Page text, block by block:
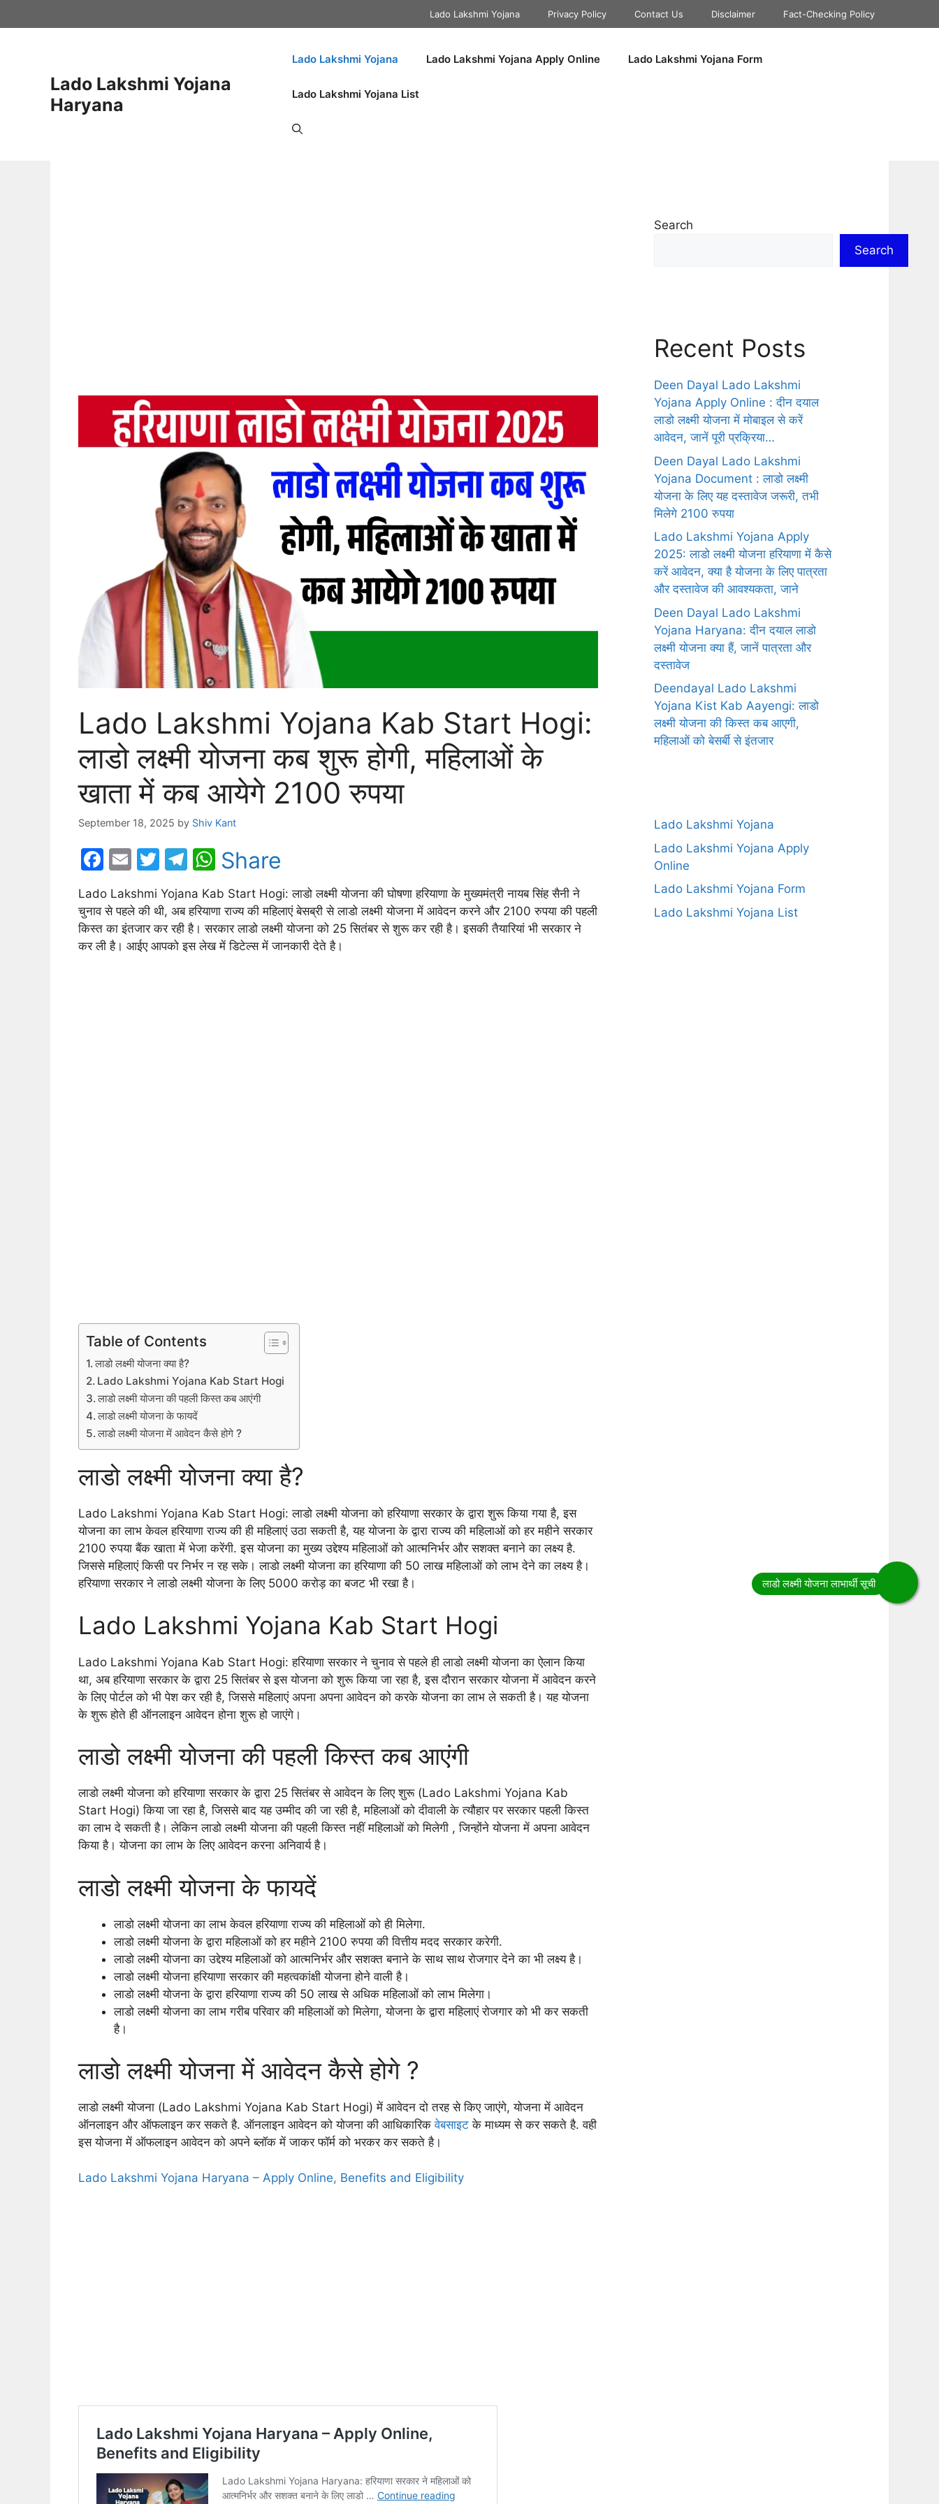
to
Lado Lakshmi Yojana Privacy Policy Contact Us Disclaimer Fact-Checking Policy
Lado Lakshmi Yojana
Haryana
Lado Lakshmi Yojana Lado Lakshmi Yojana Apply Online Lado Lakshmi Yojana Form
Lado Lakshmi Yojana List
Lado Lakshmi Yojana Kab Start Hogi:
लाडो लक्ष्मी योजना कब शुरू होगी, महिलाओं के
खाता में कब आयेगे 2100 रुपया
September 18, 2025 by Shiv Kant
F
c
e
b
E
ai
l
T
itt
er
T
e
gr
a
W
at
s
A
Share
Lado Lakshmi Yojana Kab Start Hogi: लाडो लक्ष्मी योजना की घोषणा हरियाणा के मुख्यमंत्री नायब सिंह सैनी ने
चुनाव से पहले की थी, अब हरियाणा राज्य की महिलाएं बेसब्री से लाडो लक्ष्मी योजना में आवेदन करने और 2100 रुपया की पहली
किस्त का इंतजार कर रही है। सरकार लाडो लक्ष्मी योजना को 25 सितंबर से शुरू कर रही है। इसकी तैयारियां भी सरकार ने
कर ली है। आईए आपको इस लेख में डिटेल्स में जानकारी देते है।
Table of Contents
लाडो लक्ष्मी योजना क्या है?
Lado Lakshmi Yojana Kab Start Hogi
लाडो लक्ष्मी योजना की पहली किस्त कब आएंगी
लाडो लक्ष्मी योजना के फायदें
लाडो लक्ष्मी योजना में आवेदन कैसे होगे ?
लाडो लक्ष्मी योजना क्या है?
Lado Lakshmi Yojana Kab Start Hogi: लाडो लक्ष्मी योजना को हरियाणा सरकार के द्वारा शुरू किया गया है, इस
योजना का लाभ केवल हरियाणा राज्य की ही महिलाएं उठा सकती है, यह योजना के द्वारा राज्य की महिलाओं को हर महीने सरकार
2100 रुपया बैंक खाता में भेजा करेंगी. इस योजना का मुख्य उद्देश्य महिलाओं को आत्मनिर्भर और सशक्त बनाने का लक्ष्य है.
जिससे महिलाएं किसी पर निर्भर न रह सके। लाडो लक्ष्मी योजना का हरियाणा की 50 लाख महिलाओं को लाभ देने का लक्ष्य है।
हरियाणा सरकार ने लाडो लक्ष्मी योजना के लिए 5000 करोड़ का बजट भी रखा है।
Lado Lakshmi Yojana Kab Start Hogi
Lado Lakshmi Yojana Kab Start Hogi: हरियाणा सरकार ने चुनाव से पहले ही लाडो लक्ष्मी योजना का ऐलान किया
था, अब हरियाणा सरकार के द्वारा 25 सितंबर से इस योजना को शुरू किया जा रहा है, इस दौरान सरकार योजना में आवेदन करने
के लिए पोर्टल को भी पेश कर रही है, जिससे महिलाएं अपना अपना आवेदन को करके योजना का लाभ ले सकती है। यह योजना
के शुरू होते ही ऑनलाइन आवेदन होना शुरू हो जाएंगे।
लाडो लक्ष्मी योजना की पहली किस्त कब आएंगी
लाडो लक्ष्मी योजना को हरियाणा सरकार के द्वारा 25 सितंबर से आवेदन के लिए शुरू (Lado Lakshmi Yojana Kab
Start Hogi) किया जा रहा है, जिससे बाद यह उम्मीद की जा रही है, महिलाओं को दीवाली के त्यौहार पर सरकार पहली किस्त
का लाभ दे सकती है। लेकिन लाडो लक्ष्मी योजना की पहली किस्त नहीं महिलाओं को मिलेगी , जिन्होंने योजना में अपना आवेदन
किया है। योजना का लाभ के लिए आवेदन करना अनिवार्य है।
लाडो लक्ष्मी योजना के फायदें
लाडो लक्ष्मी योजना का लाभ केवल हरियाणा राज्य की महिलाओं को ही मिलेगा.
लाडो लक्ष्मी योजना के द्वारा महिलाओं को हर महीने 2100 रुपया की वित्तीय मदद सरकार करेगी.
लाडो लक्ष्मी योजना का उद्देश्य महिलाओं को आत्मनिर्भर और सशक्त बनाने के साथ साथ रोजगार देने का भी लक्ष्य है।
लाडो लक्ष्मी योजना हरियाणा सरकार की महत्वकांक्षी योजना होने वाली है।
लाडो लक्ष्मी योजना के द्वारा हरियाणा राज्य की 50 लाख से अधिक महिलाओं को लाभ मिलेगा।
लाडो लक्ष्मी योजना का लाभ गरीब परिवार की महिलाओं को मिलेगा, योजना के द्वारा महिलाएं रोजगार को भी कर सकती
है।
लाडो लक्ष्मी योजना में आवेदन कैसे होगे ?
लाडो लक्ष्मी योजना (Lado Lakshmi Yojana Kab Start Hogi) में आवेदन दो तरह से किए जाएंगे, योजना में आवेदन
ऑनलाइन और ऑफलाइन कर सकते है. ऑनलाइन आवेदन को योजना की आधिकारिकवेबसाइटके माध्यम से कर सकते है. वही
इस योजना में ऑफलाइन आवेदन को अपने ब्लॉक में जाकर फॉर्म को भरकर कर सकते है।
Lado Lakshmi Yojana Haryana – Apply Online, Benefits and Eligibility
Search
Search
Recent Posts
Deen Dayal Lado Lakshmi
Yojana Apply Online : दीन दयाल
लाडो लक्ष्मी योजना में मोबाइल से करें
आवेदन, जानें पूरी प्रक्रिया…
Deen Dayal Lado Lakshmi
Yojana Document : लाडो लक्ष्मी
योजना के लिए यह दस्तावेज जरूरी, तभी
मिलेगे 2100 रुपया
Lado Lakshmi Yojana Apply
2025: लाडो लक्ष्मी योजना हरियाणा में कैसे
करें आवेदन, क्या है योजना के लिए पात्रता
और दस्तावेज की आवश्यकता, जाने
Deen Dayal Lado Lakshmi
Yojana Haryana: दीन दयाल लाडो
लक्ष्मी योजना क्या हैं, जानें पात्रता और
दस्तावेज
Deendayal Lado Lakshmi
Yojana Kist Kab Aayengi: लाडो
लक्ष्मी योजना की किस्त कब आएगी,
महिलाओं को बेसर्बी से इंतजार
Lado Lakshmi Yojana
Lado Lakshmi Yojana Apply
Online
Lado Lakshmi Yojana Form
Lado Lakshmi Yojana List